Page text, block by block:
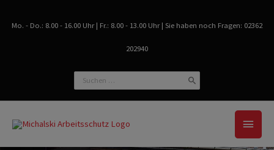
springen
Mo. - Do.: 8.00 - 16.00 Uhr | Fr.: 8.00 - 13.00 Uhr | Sie haben noch Fragen: 02362
202940
Search
for: